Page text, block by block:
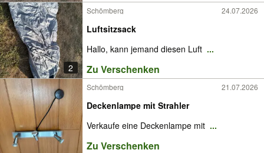
2
Schömberg 24.07.2026
Luftsitzsack
Hallo, kann jemand diesen Luft ...
Zu Verschenken
Schömberg 21.07.2026
Deckenlampe mit Strahler
Verkaufe eine Deckenlampe mit ...
Zu Verschenken